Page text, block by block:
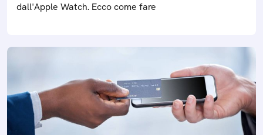
dall'Apple Watch. Ecco come fare